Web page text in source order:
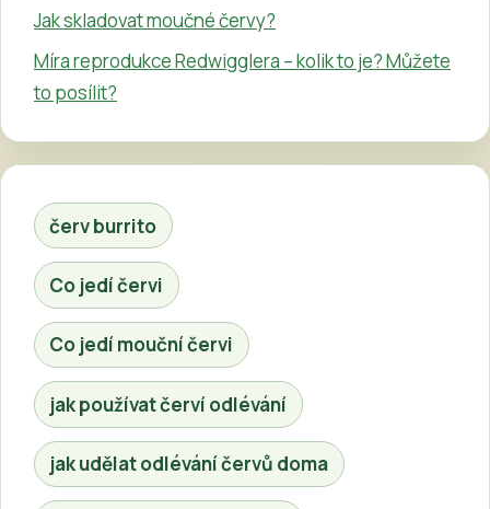
Jak skladovat moučné červy?
Míra reprodukce Redwigglera – kolik to je? Můžete
to posílit?
červ burrito
Co jedí červi
Co jedí mouční červi
jak používat červí odlévání
jak udělat odlévání červů doma